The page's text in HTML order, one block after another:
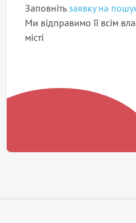
Заповнітьзаявку на
Ми відправимо її всім
місті